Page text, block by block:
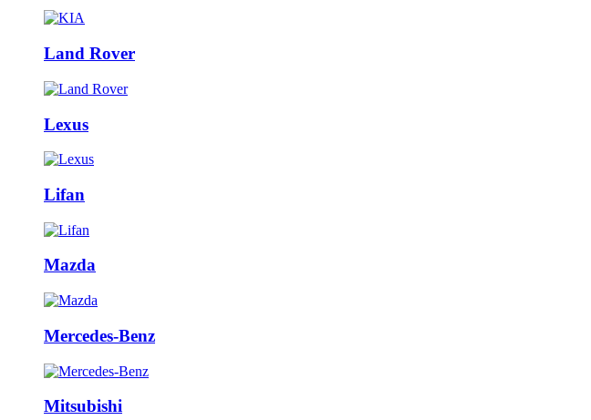
Land Rover
Lexus
Lifan
Mazda
Mercedes-Benz
Mitsubishi